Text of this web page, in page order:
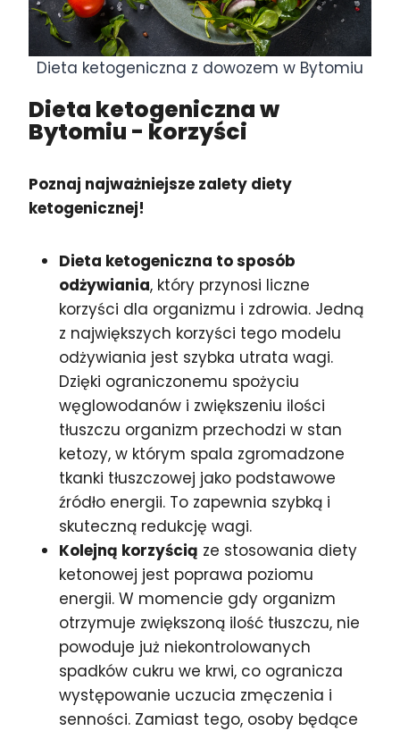
Dieta ketogeniczna z dowozem w Bytomiu
Dieta ketogeniczna w
Bytomiu - korzyści
Poznaj najważniejsze zalety diety
ketogenicznej!
Dieta ketogeniczna to sposób
odżywiania, który przynosi liczne
korzyści dla organizmu i zdrowia. Jedną
z największych korzyści tego modelu
odżywiania jest szybka utrata wagi.
Dzięki ograniczonemu spożyciu
węglowodanów i zwiększeniu ilości
tłuszczu organizm przechodzi w stan
ketozy, w którym spala zgromadzone
tkanki tłuszczowej jako podstawowe
źródło energii. To zapewnia szybką i
skuteczną redukcję wagi.
Kolejną korzyścią ze stosowania diety
ketonowej jest poprawa poziomu
energii. W momencie gdy organizm
otrzymuje zwiększoną ilość tłuszczu, nie
powoduje już niekontrolowanych
spadków cukru we krwi, co ogranicza
występowanie uczucia zmęczenia i
senności. Zamiast tego, osoby będące